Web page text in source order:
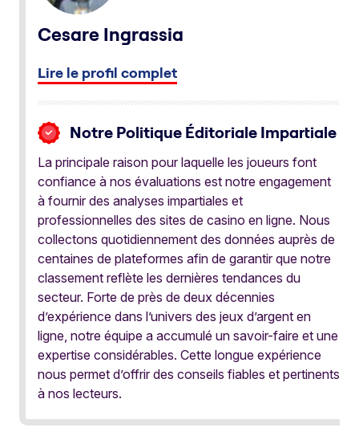
Cesare Ingrassia
Lire le profil complet
Notre Politique Éditoriale Impartiale
La principale raison pour laquelle les joueurs font
confiance à nos évaluations est notre engagement
à fournir des analyses impartiales et
professionnelles des sites de casino en ligne. Nous
collectons quotidiennement des données auprès de
centaines de plateformes afin de garantir que notre
classement reflète les dernières tendances du
secteur. Forte de près de deux décennies
d’expérience dans l’univers des jeux d’argent en
ligne, notre équipe a accumulé un savoir-faire et une
expertise considérables. Cette longue expérience
nous permet d’offrir des conseils fiables et pertinents
à nos lecteurs.